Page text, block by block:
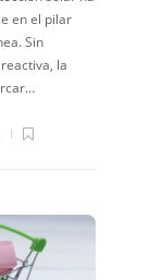
en el pilar
Sin
la